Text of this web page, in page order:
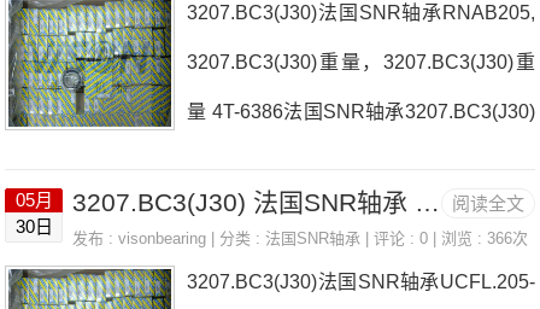
3207.BC3(J30)法国SNR轴承RNAB205,
3207.BC3(J30)重量，3207.BC3(J30)重
量 4T-6386法国SNR轴承3207.BC3(J30)
阅读全文
05月
30日
3207.BC3(J30) 法国SNR轴承 MLCH7017CVDUJ74S
发布 :visonbearing | 分类 :法国SNR轴承 | 评论 : 0 | 浏览 : 366次
3207.BC3(J30)法国SNR轴承UCFL.205-